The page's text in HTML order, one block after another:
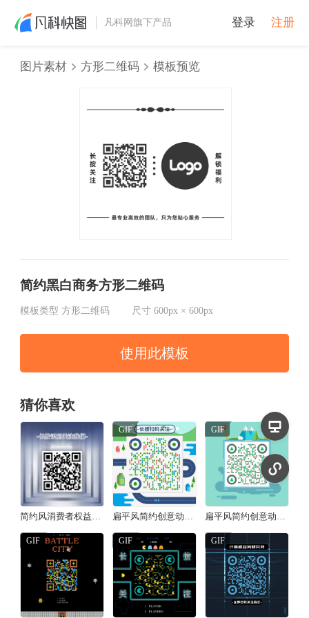
凡科网旗下产品 登录 注册
图片素材 方形二维码 模板预览
简约黑白商务方形二维码
模板类型 方形二维码 尺寸 600px × 600px
使用此模板
猜你喜欢
GIF GIF
GIF GIF GIF